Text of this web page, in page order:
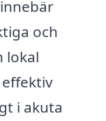
och
lokal
i akuta